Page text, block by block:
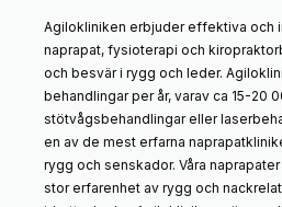
Agilokliniken erbjuder effektiva och
naprapat, fysioterapi och
och besvär i rygg och leder.
behandlingar per år, varav ca 15-20
stötvågsbehandlingar eller
en av de mest erfarna
rygg och senskador. Våra
stor erfarenhet av rygg och